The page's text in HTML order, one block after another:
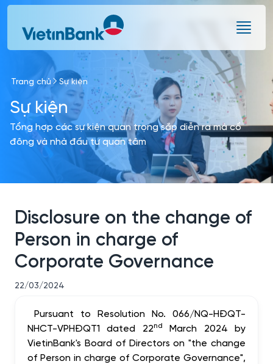
Skip to Main Content
Trang chủ Sự kiện
Sự kiện
Tổng hợp các sự kiện quan trọng sắp diễn ra mà cổ
đông và nhà đầu tư quan tâm
Disclosure on the change of
Person in charge of
Corporate Governance
22/03/2024
Pursuant to Resolution No. 066/NQ-HĐQT-
NHCT-VPHĐQT1 dated 22nd
March 2024 by
VietinBank's Board of Directors on "the change
of Person in charge of Corporate Governance",